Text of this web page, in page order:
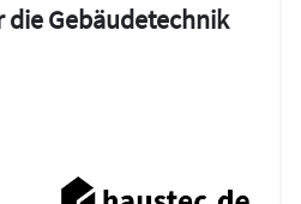
die Gebäudetechnik